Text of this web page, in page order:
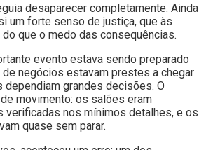
desaparecer completamente. Ainda
um forte senso de justiça, que às
que o medo das consequências.
evento estava sendo preparado
negócios estavam prestes a chegar
grandes decisões. O
movimento: os salões eram
verificadas nos mínimos detalhes, e os
quase sem parar.